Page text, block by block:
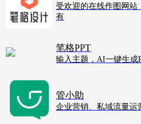
受欢迎的在线作图网站
有
笔格PPT
输入主题，AI一键生成
管小助
企业营销、私域流量